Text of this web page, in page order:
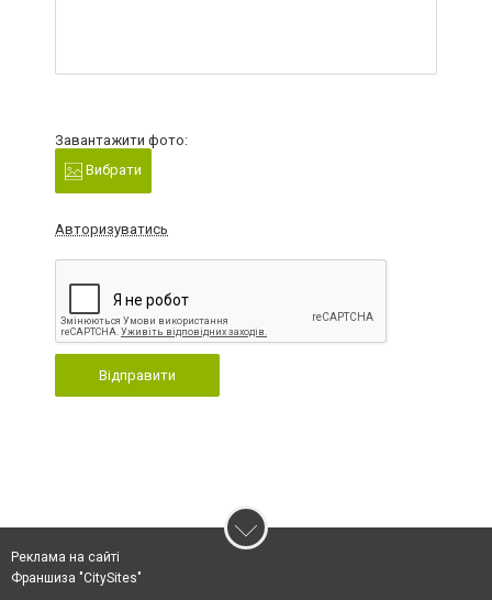
Завантажити фото:
Вибрати
Авторизуватись
Відправити
Реклама на сайті
Франшиза "CitySites"